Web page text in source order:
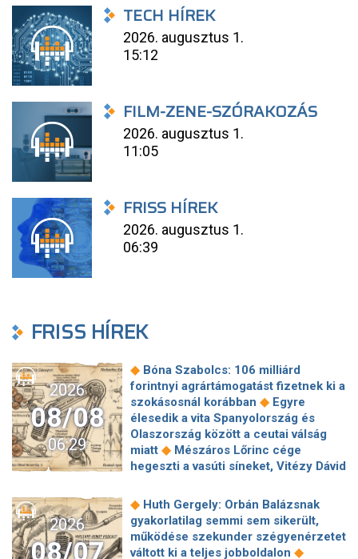
TECH HÍREK
2026. augusztus 1.
15:12
FILM-ZENE-SZÓRAKOZÁS
2026. augusztus 1.
11:05
FRISS HÍREK
2026. augusztus 1.
06:39
FRISS HÍREK
2026
08/08
06:29
◆ Bóna Szabolcs: 106 milliárd
forintnyi agrártámogatást fizetnek ki a
szokásosnál korábban ◆ Egyre
élesedik a vita Spanyolország és
Olaszország között a ceutai válság
miatt ◆ Mészáros Lőrinc cége
hegeszti a vasúti síneket, Vitézy Dávid
tesz a Bosnyák téri irodakomplexum
beruházója, ha az állam felmondja a
szerződésüket ◆ Megérkezett
Magyar Péter bejelentése: így költik
2026
08/07
◆ Huth Gergely: Orbán Balázsnak
gyakorlatilag semmi sem sikerült,
működése szekunder szégyenérzetet
váltott ki a teljes jobboldalon ◆